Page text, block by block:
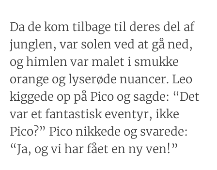
Da de kom tilbage til deres del af
junglen, var solen ved at gå ned,
og himlen var malet i smukke
orange og lyserøde nuancer. Leo
kiggede op på Pico og sagde: “Det
var et fantastisk eventyr, ikke
Pico?” Pico nikkede og svarede:
“Ja, og vi har fået en ny ven!”